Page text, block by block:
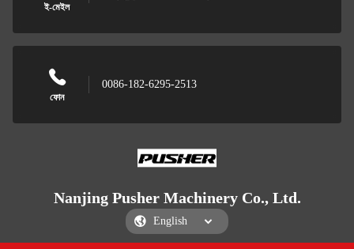
ই-মেইল
ফোন
0086-182-6295-2513
Nanjing Pusher Machinery Co., Ltd.